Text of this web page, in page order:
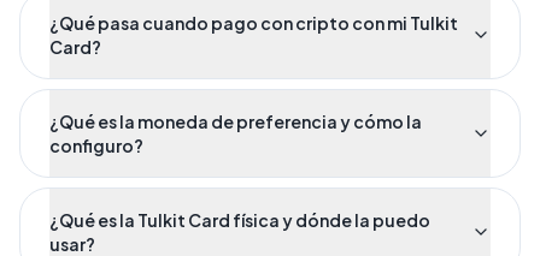
¿Qué pasa cuando pago con cripto con mi Tulkit
Card?
¿Qué es la moneda de preferencia y cómo la
configuro?
¿Qué es la Tulkit Card física y dónde la puedo
usar?